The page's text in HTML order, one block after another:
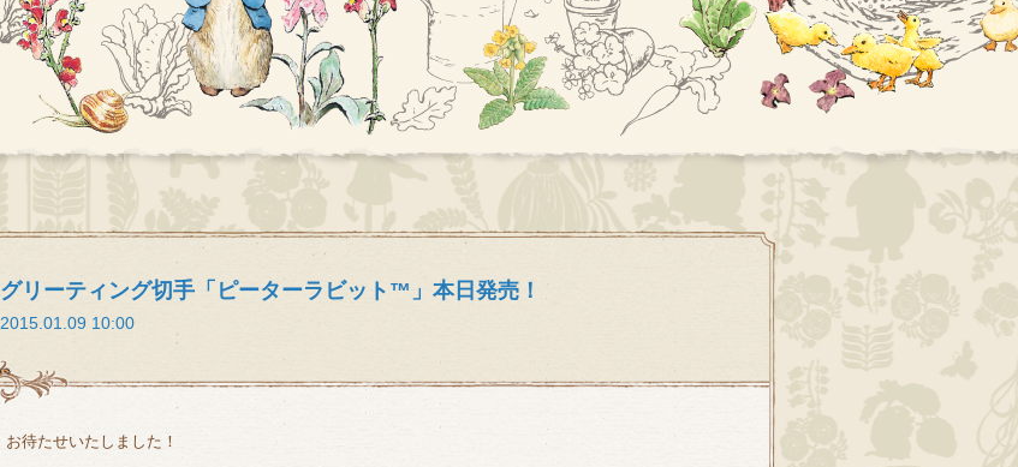
グリーティング切手「ピーターラビット™」本日発売！
2015.01.09 10:00
お待たせいたしました！